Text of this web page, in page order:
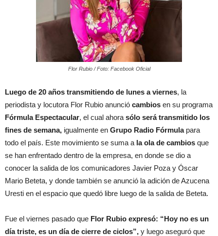
Flor Rubio / Foto: Facebook Oficial
Luego de 20 años transmitiendo de lunes a viernes, la
periodista y locutora Flor Rubio anunció cambios en su programa
Fórmula Espectacular, el cual ahora sólo será transmitido los
fines de semana, igualmente en Grupo Radio Fórmulapara
todo el país. Este movimiento se suma a la ola de cambios que
se han enfrentado dentro de la empresa, en donde se dio a
conocer la salida de los comunicadores Javier Poza y Óscar
Mario Beteta, y donde también se anunció la adición de Azucena
Uresti en el espacio que quedó libre luego de la salida de Beteta.
Fue el viernes pasado que Flor Rubio expresó: “Hoy no es un
día triste, es un día de cierre de ciclos”, y luego aseguró que